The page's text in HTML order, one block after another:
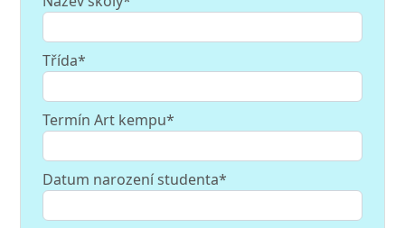
Třída*
Termín Art kempu*
Datum narození studenta*